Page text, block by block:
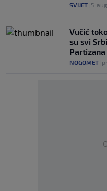
SVIJET 5. aug.
Vučić
su svi
NOGOMET